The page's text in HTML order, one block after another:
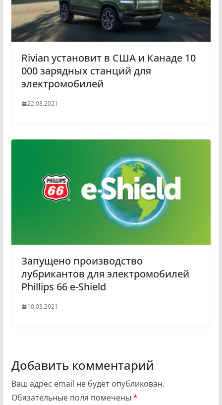
Rivian установит в США и Канаде 10
000 зарядных станций для
электромобилей
22.03.2021
Запущено производство
лубрикантов для электромобилей
Phillips 66 e-Shield
10.03.2021
Добавить комментарий
Ваш адрес email не будет опубликован.
Обязательные поля помечены *